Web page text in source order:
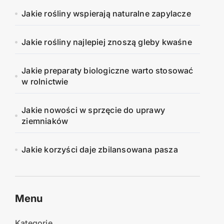
Jakie rośliny wspierają naturalne zapylacze
Jakie rośliny najlepiej znoszą gleby kwaśne
Jakie preparaty biologiczne warto stosować
w rolnictwie
Jakie nowości w sprzęcie do uprawy
ziemniaków
Jakie korzyści daje zbilansowana pasza
Menu